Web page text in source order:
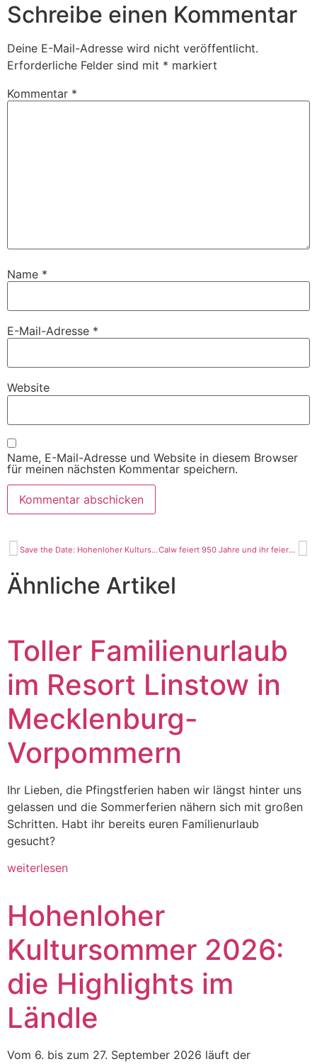
Schreibe einen Kommentar
Deine E-Mail-Adresse wird nicht veröffentlicht.
Erforderliche Felder sind mit * markiert
Kommentar *
Name *
E-Mail-Adresse *
Website
Name, E-Mail-Adresse und Website in diesem Browser
für meinen nächsten Kommentar speichern.
Save the Date: Hohenloher Kultursommer mit tollem Programm Calw feiert 950 Jahre und ihr feiert mit
Ähnliche Artikel
Toller Familienurlaub
im Resort Linstow in
Mecklenburg-
Vorpommern
Ihr Lieben, die Pfingstferien haben wir längst hinter uns
gelassen und die Sommerferien nähern sich mit großen
Schritten. Habt ihr bereits euren Familienurlaub
gesucht?
weiterlesen
Hohenloher
Kultursommer 2026:
die Highlights im
Ländle
Vom 6. bis zum 27. September 2026 läuft der